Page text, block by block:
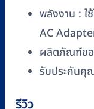
พลังงาน : ใ
AC
ผลิตภัณฑ์ขอ
รับประกันคุ
รีวิว